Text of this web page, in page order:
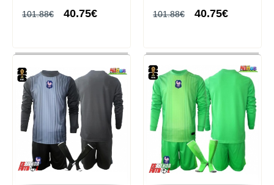
101.88€ 40.75€ 101.88€ 40.75€